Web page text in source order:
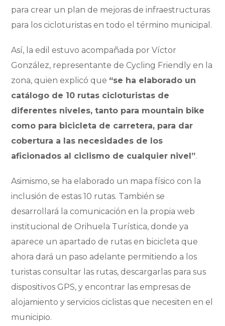
para crear un plan de mejoras de infraestructuras
para los cicloturistas en todo el término municipal.
Así, la edil estuvo acompañada por Víctor
González, representante de Cycling Friendly en la
zona, quien explicó que “se ha elaborado un
catálogo de 10 rutas cicloturistas de
diferentes niveles, tanto para mountain bike
como para bicicleta de carretera, para dar
cobertura a las necesidades de los
aficionados al ciclismo de cualquier nivel”.
Asimismo, se ha elaborado un mapa físico con la
inclusión de estas 10 rutas. También se
desarrollará la comunicación en la propia web
institucional de Orihuela Turística, donde ya
aparece un apartado de rutas en bicicleta que
ahora dará un paso adelante permitiendo a los
turistas consultar las rutas, descargarlas para sus
dispositivos GPS, y encontrar las empresas de
alojamiento y servicios ciclistas que necesiten en el
municipio.